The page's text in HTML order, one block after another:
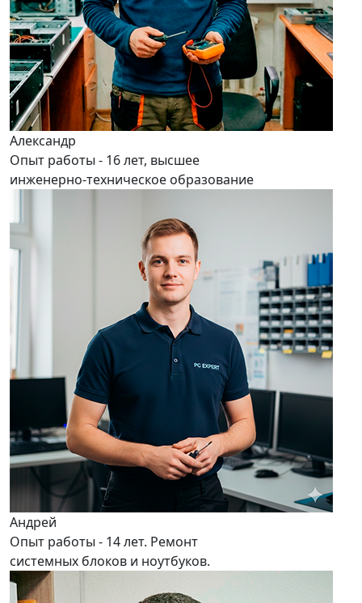
Александр
Опыт работы - 16 лет, высшее
инженерно-техническое образование
Андрей
Опыт работы - 14 лет. Ремонт
системных блоков и ноутбуков.